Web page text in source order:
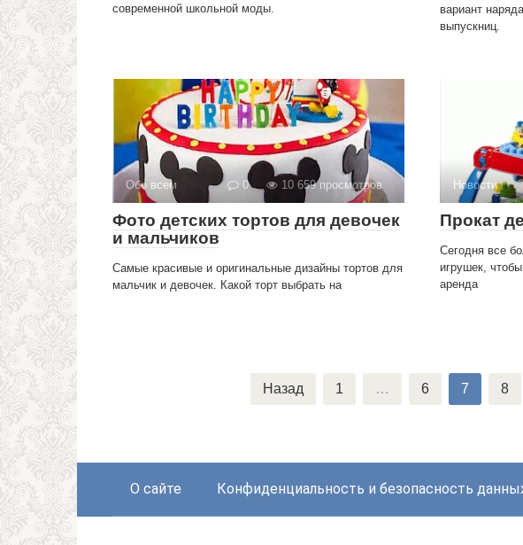
современной школьной моды.
вариант
выпускниц.
Обо всем 0 10 659 просмотров
Фото детских тортов для девочек
и мальчиков
Самые красивые и оригинальные дизайны тортов для
мальчик и девочек. Какой торт выбрать на
Новости
Прокат
Сегодня все
игрушек,
аренда
Назад 1 … 6 7 8
О сайте Конфиденциальность и безопасность